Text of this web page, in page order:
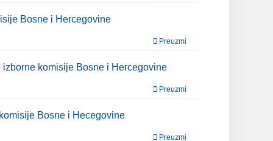
Bosne i Hercegovine
Preuzmi
komisije Bosne i Hercegovine
Preuzmi
Bosne i Hecegovine
Preuzmi